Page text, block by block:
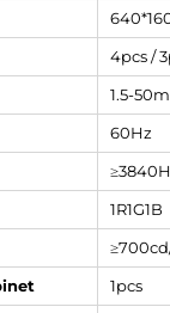
4pcs /
1.5-50m
60Hz
1R1G1B
1pcs